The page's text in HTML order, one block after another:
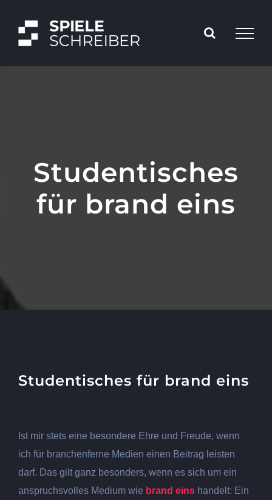
content
Studentisches
für brand eins
Studentisches für brand eins
Larger
Image
Ist mir stets eine besondere Ehre und Freude, wenn
ich für branchenferne Medien einen Beitrag leisten
darf. Das gilt ganz besonders, wenn es sich um ein
anspruchsvolles Medium wie brand eins handelt: Ein